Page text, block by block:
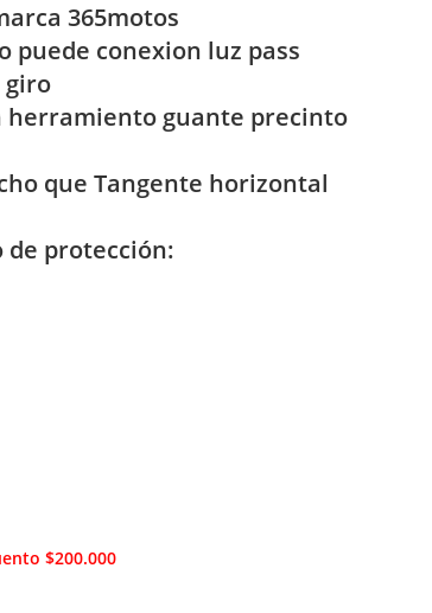
365motos
puede conexion luz pass
giro
guante precinto
que Tangente horizontal
de protección:
$200.000